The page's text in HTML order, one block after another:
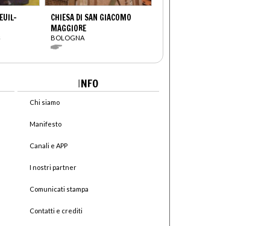
CHIESA DI SAN GIACOMO
MAGGIORE
BOLOGNA
INFO
Chi siamo
Manifesto
Canali e APP
I nostri partner
Comunicati stampa
Contatti e crediti